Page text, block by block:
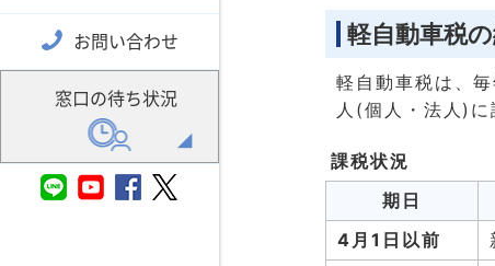
お問い合わせ
窓口の待ち状況
軽自動車税
軽自動車税は、
人(個人・法人)に
課税状況
期日
4月1日以前